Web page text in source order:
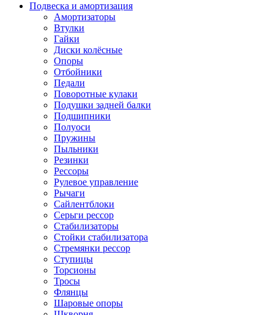
Подвеска и амортизация
Амортизаторы
Втулки
Гайки
Диски колёсные
Опоры
Отбойники
Педали
Поворотные кулаки
Подушки задней балки
Подшипники
Полуоси
Пружины
Пыльники
Резинки
Рессоры
Рулевое управление
Рычаги
Сайлентблоки
Серьги рессор
Стабилизаторы
Стойки стабилизатора
Стремянки рессор
Ступицы
Торсионы
Тросы
Флянцы
Шаровые опоры